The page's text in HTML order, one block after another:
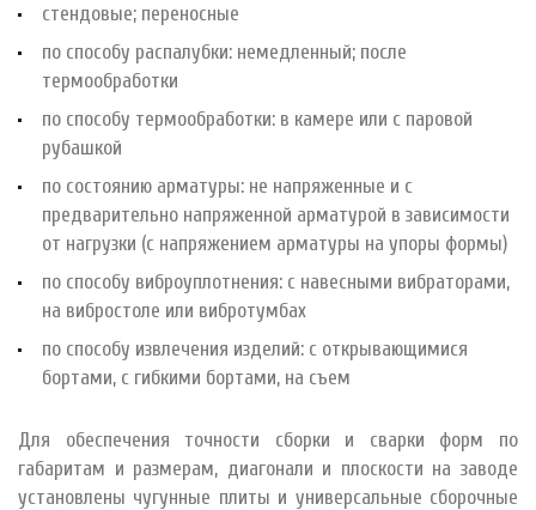
стендовые; переносные
по способу распалубки: немедленный; после
термообработки
по способу термообработки: в камере или с паровой
рубашкой
по состоянию арматуры: не напряженные и с
предварительно напряженной арматурой в зависимости
от нагрузки (с напряжением арматуры на упоры формы)
по способу виброуплотнения: с навесными вибраторами,
на вибростоле или вибротумбах
по способу извлечения изделий: с открывающимися
бортами, с гибкими бортами, на съем
Для обеспечения точности сборки и сварки форм по
габаритам и размерам, диагонали и плоскости на заводе
установлены чугунные плиты и универсальные сборочные